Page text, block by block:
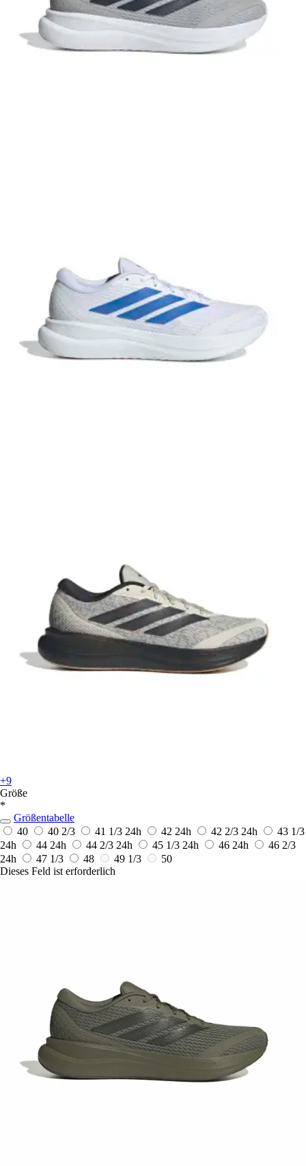
+9
Größe
*
Größentabelle
40
40 2/3 41 1/3 24h 42 24h 42 2/3 24h
43 1/3
24h
44 24h 44 2/3 24h 45 1/3 24h 46 24h
46 2/3
24h
47 1/3 48 49 1/3
50
Dieses Feld ist erforderlich